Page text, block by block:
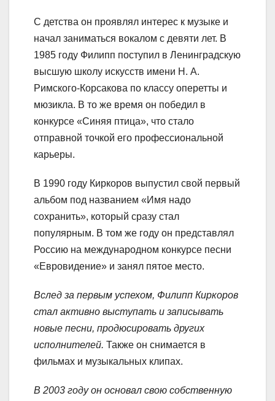
С детства он проявлял интерес к музыке и
начал заниматься вокалом с девяти лет. В
1985 году Филипп поступил в Ленинградскую
высшую школу искусств имени Н. А.
Римского-Корсакова по классу оперетты и
мюзикла. В то же время он победил в
конкурсе «Синяя птица», что стало
отправной точкой его профессиональной
карьеры.
В 1990 году Киркоров выпустил свой первый
альбом под названием «Имя надо
сохранить», который сразу стал
популярным. В том же году он представлял
Россию на международном конкурсе песни
«Евровидение» и занял пятое место.
Вслед за первым успехом, Филипп Киркоров
стал активно выступать и записывать
новые песни, продюсировать других
исполнителей. Также он снимается в
фильмах и музыкальных клипах.
В 2003 году он основал свою собственную